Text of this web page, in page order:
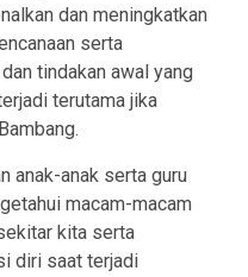
dan meningkatkan
serta
tindakan awal yang
terutama jika
anak-anak serta guru
macam-macam
kita serta
diri saat terjadi